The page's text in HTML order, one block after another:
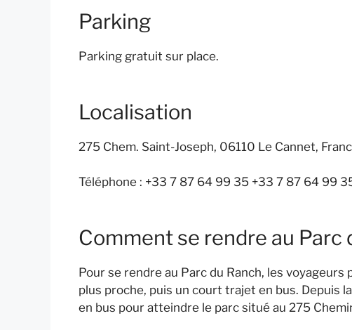
Parking
Parking gratuit sur place.
Localisation
275 Chem. Saint-Joseph, 06110 Le Cannet,
Téléphone : +33 7 87 64 99 35 +33 7 87 64 99
Comment se rendre au Parc
Pour se rendre au Parc du Ranch, les
plus proche, puis un court trajet en bus. Depuis
en bus pour atteindre le parc situé au 275